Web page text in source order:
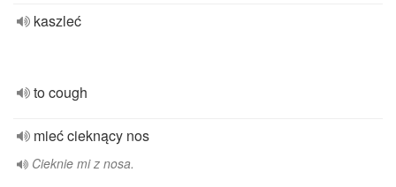
kaszleć
to cough
mieć cieknący nos
Cieknie mi z nosa.